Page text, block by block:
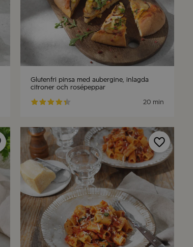
Glutenfri pinsa med aubergine, inlagda
citroner och rosépeppar
20 min